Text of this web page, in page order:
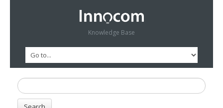
Knowledge Base